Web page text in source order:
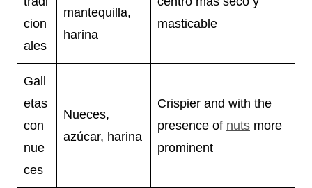
cion
ales
mantequilla,
harina
masticable
Gall
etas
con
nue
ces
Nueces,
azúcar, harina
Crispier and with the
presence of nuts more
prominent